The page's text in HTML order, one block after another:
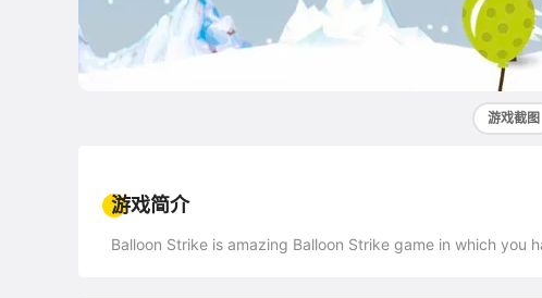
游戏截图
游戏简介
Balloon Strike is amazing Balloon Strike game in which